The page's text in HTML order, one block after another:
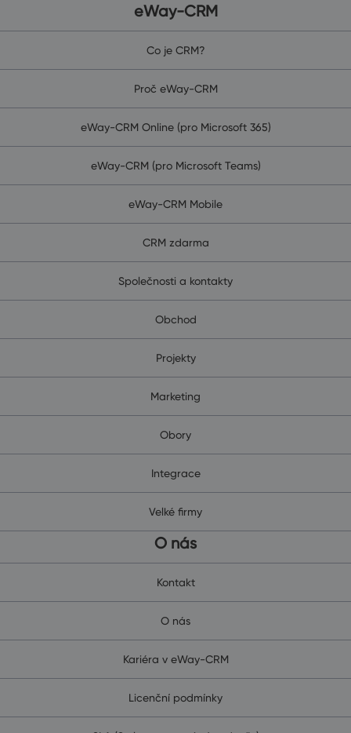
eWay-CRM
Co je CRM?
Proč eWay-CRM
eWay-CRM Online (pro Microsoft 365)
eWay-CRM (pro Microsoft Teams)
eWay-CRM Mobile
CRM zdarma
Společnosti a kontakty
Obchod
Projekty
Marketing
Obory
Integrace
Velké firmy
O nás
Kontakt
O nás
Kariéra v eWay-CRM
Licenční podmínky